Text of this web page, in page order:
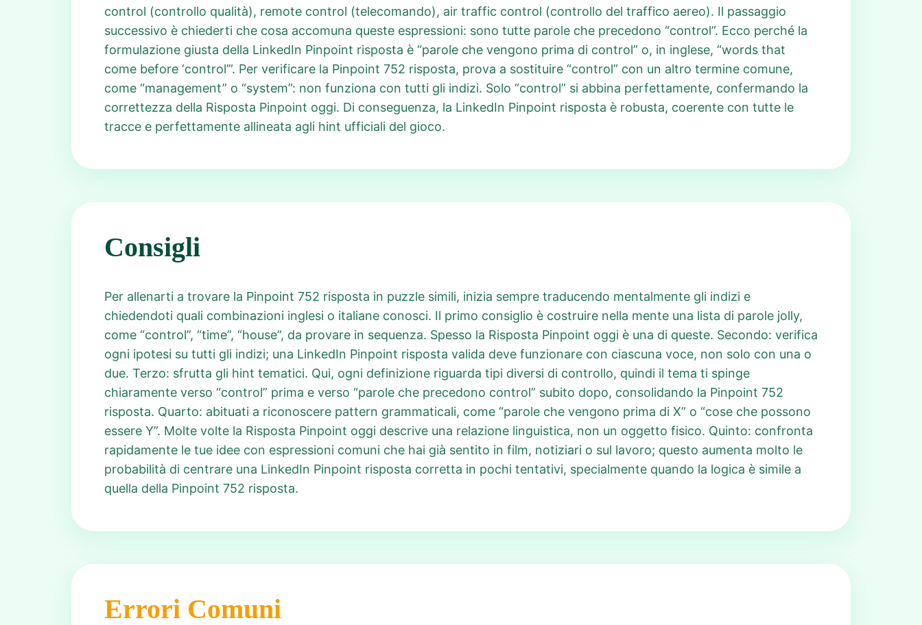
control (controllo qualità), remote control (telecomando), air traffic control (controllo del traffico aereo). Il passaggio
successivo è chiederti che cosa accomuna queste espressioni: sono tutte parole che precedono “control”. Ecco perché la
formulazione giusta della LinkedIn Pinpoint risposta è “parole che vengono prima di control” o, in inglese, “words that
come before ‘control’”. Per verificare la Pinpoint 752 risposta, prova a sostituire “control” con un altro termine comune,
come “management” o “system”: non funziona con tutti gli indizi. Solo “control” si abbina perfettamente, confermando la
correttezza della Risposta Pinpoint oggi. Di conseguenza, la LinkedIn Pinpoint risposta è robusta, coerente con tutte le
tracce e perfettamente allineata agli hint ufficiali del gioco.
Consigli
Per allenarti a trovare la Pinpoint 752 risposta in puzzle simili, inizia sempre traducendo mentalmente gli indizi e
chiedendoti quali combinazioni inglesi o italiane conosci. Il primo consiglio è costruire nella mente una lista di parole jolly,
come “control”, “time”, “house”, da provare in sequenza. Spesso la Risposta Pinpoint oggi è una di queste. Secondo: verifica
ogni ipotesi su tutti gli indizi; una LinkedIn Pinpoint risposta valida deve funzionare con ciascuna voce, non solo con una o
due. Terzo: sfrutta gli hint tematici. Qui, ogni definizione riguarda tipi diversi di controllo, quindi il tema ti spinge
chiaramente verso “control” prima e verso “parole che precedono control” subito dopo, consolidando la Pinpoint 752
risposta. Quarto: abituati a riconoscere pattern grammaticali, come “parole che vengono prima di X” o “cose che possono
essere Y”. Molte volte la Risposta Pinpoint oggi descrive una relazione linguistica, non un oggetto fisico. Quinto: confronta
rapidamente le tue idee con espressioni comuni che hai già sentito in film, notiziari o sul lavoro; questo aumenta molto le
probabilità di centrare una LinkedIn Pinpoint risposta corretta in pochi tentativi, specialmente quando la logica è simile a
quella della Pinpoint 752 risposta.
Errori Comuni